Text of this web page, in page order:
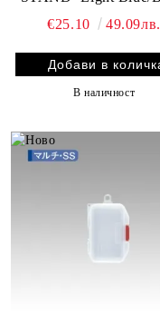
color
€25.10 49.09лв.
В наличност